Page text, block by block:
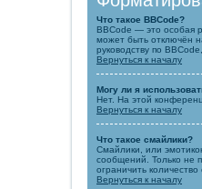
Что такое BBCode?
BBCode — это особая
может быть отключён
руководству по
Вернуться к началу
Могу ли я
Нет. На этой
Вернуться к началу
Что такое смайлики?
Смайлики, или
сообщений. Только не
ограничить
Вернуться к началу